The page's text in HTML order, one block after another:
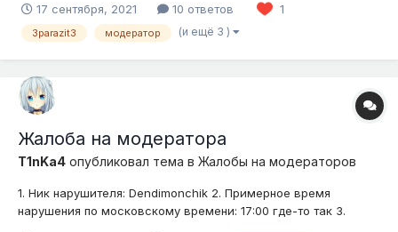
17 сентября, 2021
10 ответов 1
3parazit3 модератор (и ещё 3 )
Жалоба на модератора
T1nKa4 опубликовал тема в Жалобы на модераторов
1. Ник нарушителя: Dendimonchik 2. Примерное время
нарушения по московскому времени: 17:00 где-то так 3.